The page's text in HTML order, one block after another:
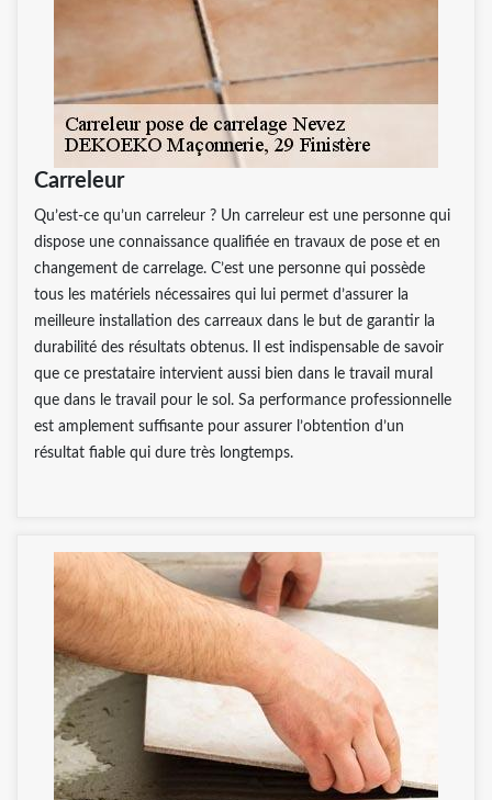
Carreleur
Qu’est-ce qu’un carreleur ? Un carreleur est une personne qui
dispose une connaissance qualifiée en travaux de pose et en
changement de carrelage. C’est une personne qui possède
tous les matériels nécessaires qui lui permet d’assurer la
meilleure installation des carreaux dans le but de garantir la
durabilité des résultats obtenus. Il est indispensable de savoir
que ce prestataire intervient aussi bien dans le travail mural
que dans le travail pour le sol. Sa performance professionnelle
est amplement suffisante pour assurer l’obtention d’un
résultat fiable qui dure très longtemps.